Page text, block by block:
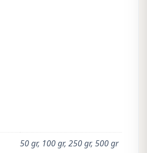
50 gr, 100 gr, 250 gr, 500 gr